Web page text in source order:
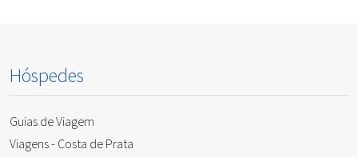
Hóspedes
Guias de Viagem
Viagens - Costa de Prata